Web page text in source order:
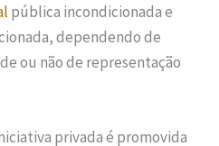
pública incondicionada e
dependendo de
ou não de representação
privada é promovida